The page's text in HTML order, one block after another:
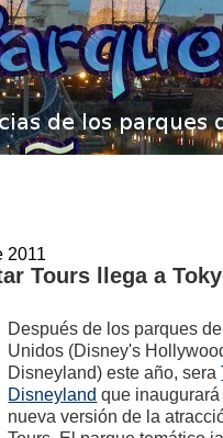
2011
Tours llega a
Después de los parques
Unidos (Disney's
Disneyland) este año, sera
Disneyland que
nueva versión de la